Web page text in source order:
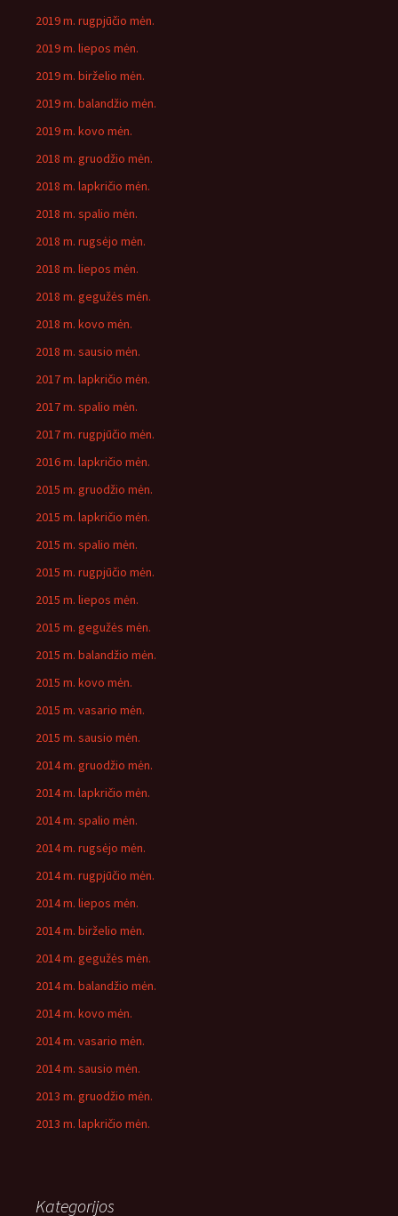
2019 m. rugpjūčio mėn.
2019 m. liepos mėn.
2019 m. birželio mėn.
2019 m. balandžio mėn.
2019 m. kovo mėn.
2018 m. gruodžio mėn.
2018 m. lapkričio mėn.
2018 m. spalio mėn.
2018 m. rugsėjo mėn.
2018 m. liepos mėn.
2018 m. gegužės mėn.
2018 m. kovo mėn.
2018 m. sausio mėn.
2017 m. lapkričio mėn.
2017 m. spalio mėn.
2017 m. rugpjūčio mėn.
2016 m. lapkričio mėn.
2015 m. gruodžio mėn.
2015 m. lapkričio mėn.
2015 m. spalio mėn.
2015 m. rugpjūčio mėn.
2015 m. liepos mėn.
2015 m. gegužės mėn.
2015 m. balandžio mėn.
2015 m. kovo mėn.
2015 m. vasario mėn.
2015 m. sausio mėn.
2014 m. gruodžio mėn.
2014 m. lapkričio mėn.
2014 m. spalio mėn.
2014 m. rugsėjo mėn.
2014 m. rugpjūčio mėn.
2014 m. liepos mėn.
2014 m. birželio mėn.
2014 m. gegužės mėn.
2014 m. balandžio mėn.
2014 m. kovo mėn.
2014 m. vasario mėn.
2014 m. sausio mėn.
2013 m. gruodžio mėn.
2013 m. lapkričio mėn.
Kategorijos